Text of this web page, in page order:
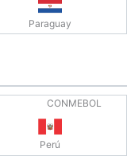
Paraguay
CONMEBOL
Perú